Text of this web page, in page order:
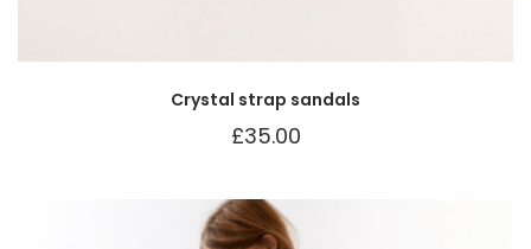
Crystal strap sandals
£35.00